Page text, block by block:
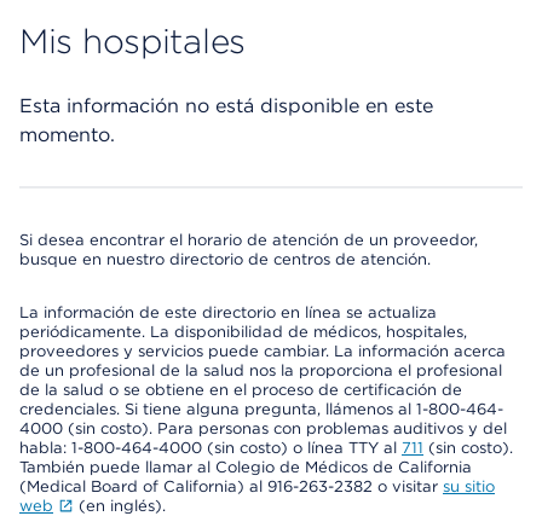
Mis hospitales
Esta información no está disponible en este
momento.
Si desea encontrar el horario de atención de un proveedor,
busque en nuestro directorio de centros de atención.
La información de este directorio en línea se actualiza
periódicamente. La disponibilidad de médicos, hospitales,
proveedores y servicios puede cambiar. La información acerca
de un profesional de la salud nos la proporciona el profesional
de la salud o se obtiene en el proceso de certificación de
credenciales. Si tiene alguna pregunta, llámenos al 1-800-464-
4000 (sin costo). Para personas con problemas auditivos y del
habla: 1-800-464-4000 (sin costo) o línea TTY al 711 (sin costo).
También puede llamar al Colegio de Médicos de California
(Medical Board of California) al 916-263-2382 o visitar su sitio
web
(en inglés).